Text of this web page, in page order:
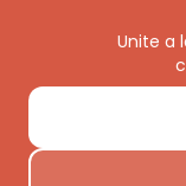
Unite a